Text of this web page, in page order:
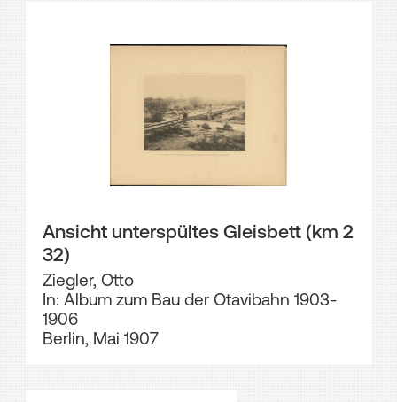
Ansicht unterspültes Gleisbett (km 2
32)
Ziegler, Otto
In: Album zum Bau der Otavibahn 1903-
1906
Berlin, Mai 1907